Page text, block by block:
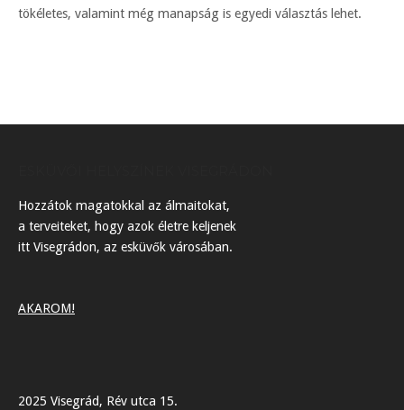
tökéletes, valamint még manapság is egyedi választás lehet.
Hozzátok magatokkal az álmaitokat,
a terveiteket, hogy azok életre keljenek
itt Visegrádon, az esküvők városában.
AKAROM!
2025 Visegrád, Rév utca 15.